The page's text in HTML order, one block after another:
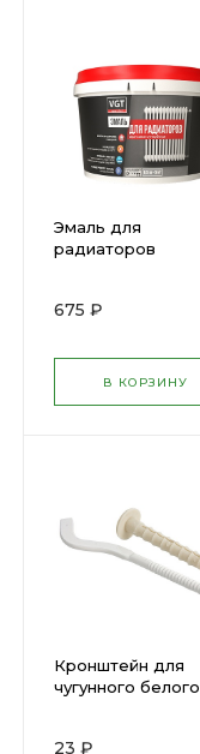
Эмаль для
радиаторов
супербелая
675 ₽
В КОРЗИНУ
Кронштейн для
чугунного белого
23 ₽